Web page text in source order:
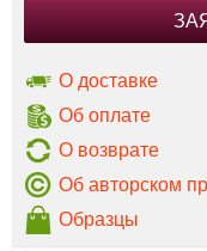
О доставке
Об оплате
О возврате
Об авторском
Образцы